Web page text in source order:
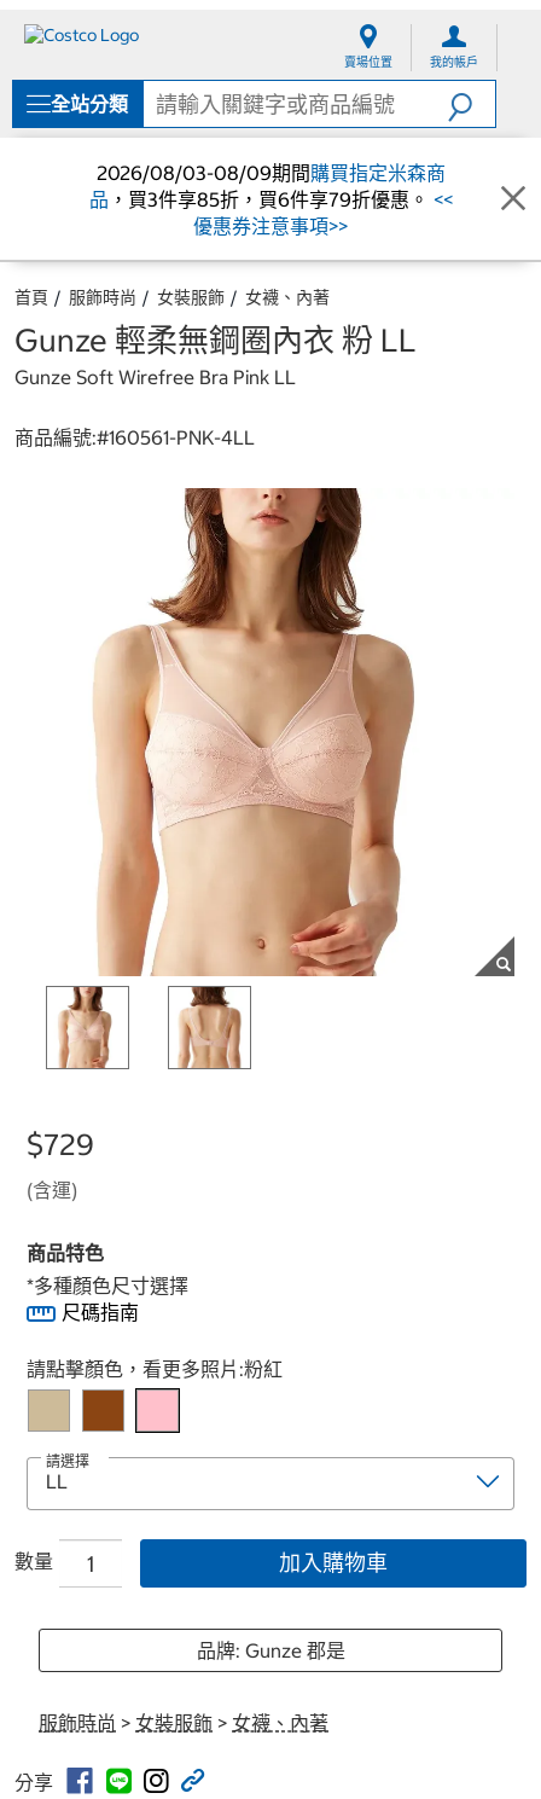
單
賣場位置 我的帳戶
全站分類
2026/08/03-08/09期間購買指定米森商
品 ，買3件享85折，買6件享79折優惠。 <<
優惠券注意事項>>
首頁 服飾時尚 女裝服飾 女襪、內著
Gunze 輕柔無鋼圈內衣 粉 LL
Gunze Soft Wirefree Bra Pink LL
商品編號:#160561-PNK-4LL
$729
(含運)
商品特色
*多種顏色尺寸選擇
尺碼指南
Select product
請點擊顏色，看更多照片:粉紅
請選擇
數量 加入購物車
品牌: Gunze 郡是
服飾時尚 > 女裝服飾 > 女襪、內著
分享